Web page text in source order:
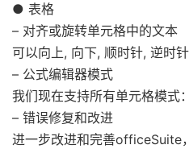
● 表格
– 对齐或旋转单元格中的文本
可以向上, 向下, 顺时针, 逆时
– 公式编辑器模式
我们现在支持所有单元格模式
– 错误修复和改进
进一步改进和完善officeSuite